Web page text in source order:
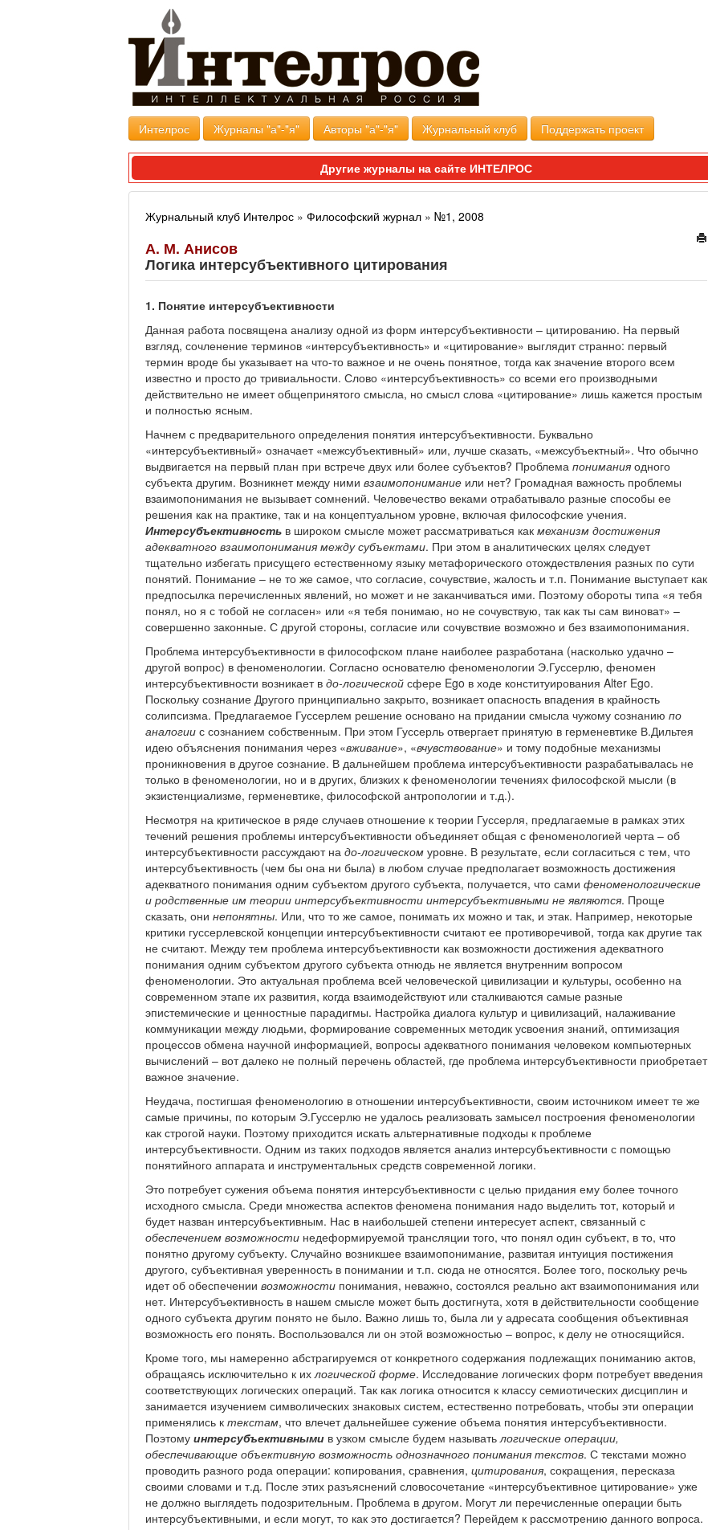
Интелрос Журналы "а"-"я" Авторы "а"-"я" Журнальный клуб Поддержать проект
Другие журналы на сайте ИНТЕЛРОС
Журнальный клуб Интелрос » Философский журнал » №1, 2008
А. М. Анисов
Логика интерсубъективного цитирования
1. Понятие интерсубъективности
Данная работа посвящена анализу одной из форм интерсубъективности – цитированию. На первый
взгляд, сочленение терминов «интерсубъективность» и «цитирование» выглядит странно: первый
термин вроде бы указывает на что-то важное и не очень понятное, тогда как значение второго всем
известно и просто до тривиальности. Слово «интерсубъективность» со всеми его производными
действительно не имеет общепринятого смысла, но смысл слова «цитирование» лишь кажется простым
и полностью ясным.
Начнем с предварительного определения понятия интерсубъективности. Буквально
«интерсубъективный» означает «межсубъективный» или, лучше сказать, «межсубъектный». Что обычно
выдвигается на первый план при встрече двух или более субъектов? Проблема понимания одного
субъекта другим. Возникнет между ними взаимопонимание или нет? Громадная важность проблемы
взаимопонимания не вызывает сомнений. Человечество веками отрабатывало разные способы ее
решения как на практике, так и на концептуальном уровне, включая философские учения.
Интерсубъективность в широком смысле может рассматриваться как механизм достижения
адекватного взаимопонимания между субъектами. При этом в аналитических целях следует
тщательно избегать присущего естественному языку метафорического отождествления разных по сути
понятий. Понимание – не то же самое, что согласие, сочувствие, жалость и т.п. Понимание выступает как
предпосылка перечисленных явлений, но может и не заканчиваться ими. Поэтому обороты типа «я тебя
понял, но я с тобой не согласен» или «я тебя понимаю, но не сочувствую, так как ты сам виноват» –
совершенно законные. С другой стороны, согласие или сочувствие возможно и без взаимопонимания.
Проблема интерсубъективности в философском плане наиболее разработана (насколько удачно –
другой вопрос) в феноменологии. Согласно основателю феноменологии Э.Гуссерлю, феномен
интерсубъективности возникает в до-логической сфере Ego в ходе конституирования Alter Ego.
Поскольку сознание Другого принципиально закрыто, возникает опасность впадения в крайность
солипсизма. Предлагаемое Гуссерлем решение основано на придании смысла чужому сознанию по
аналогии с сознанием собственным. При этом Гуссерль отвергает принятую в герменевтике В.Дильтея
идею объяснения понимания через «вживание», «вчувствование» и тому подобные механизмы
проникновения в другое сознание. В дальнейшем проблема интерсубъективности разрабатывалась не
только в феноменологии, но и в других, близких к феноменологии течениях философской мысли (в
экзистенциализме, герменевтике, философской антропологии и т.д.).
Несмотря на критическое в ряде случаев отношение к теории Гуссерля, предлагаемые в рамках этих
течений решения проблемы интерсубъективности объединяет общая с феноменологией черта – об
интерсубъективности рассуждают на до-логическом уровне. В результате, если согласиться с тем, что
интерсубъективность (чем бы она ни была) в любом случае предполагает возможность достижения
адекватного понимания одним субъектом другого субъекта, получается, что сами феноменологические
и родственные им теории интерсубъективности интерсубъективными не являются. Проще
сказать, они непонятны. Или, что то же самое, понимать их можно и так, и этак. Например, некоторые
критики гуссерлевской концепции интерсубъективности считают ее противоречивой, тогда как другие так
не считают. Между тем проблема интерсубъективности как возможности достижения адекватного
понимания одним субъектом другого субъекта отнюдь не является внутренним вопросом
феноменологии. Это актуальная проблема всей человеческой цивилизации и культуры, особенно на
современном этапе их развития, когда взаимодействуют или сталкиваются самые разные
эпистемические и ценностные парадигмы. Настройка диалога культур и цивилизаций, налаживание
коммуникации между людьми, формирование современных методик усвоения знаний, оптимизация
процессов обмена научной информацией, вопросы адекватного понимания человеком компьютерных
вычислений – вот далеко не полный перечень областей, где проблема интерсубъективности приобретает
важное значение.
Неудача, постигшая феноменологию в отношении интерсубъективности, своим источником имеет те же
самые причины, по которым Э.Гуссерлю не удалось реализовать замысел построения феноменологии
как строгой науки. Поэтому приходится искать альтернативные подходы к проблеме
интерсубъективности. Одним из таких подходов является анализ интерсубъективности с помощью
понятийного аппарата и инструментальных средств современной логики.
Это потребует сужения объема понятия интерсубъективности с целью придания ему более точного
исходного смысла. Среди множества аспектов феномена понимания надо выделить тот, который и
будет назван интерсубъективным. Нас в наибольшей степени интересует аспект, связанный с
обеспечением возможности недеформируемой трансляции того, что понял один субъект, в то, что
понятно другому субъекту. Случайно возникшее взаимопонимание, развитая интуиция постижения
другого, субъективная уверенность в понимании и т.п. сюда не относятся. Более того, поскольку речь
идет об обеспечении возможности понимания, неважно, состоялся реально акт взаимопонимания или
нет. Интерсубъективность в нашем смысле может быть достигнута, хотя в действительности сообщение
одного субъекта другим понято не было. Важно лишь то, была ли у адресата сообщения объективная
возможность его понять. Воспользовался ли он этой возможностью – вопрос, к делу не относящийся.
Кроме того, мы намеренно абстрагируемся от конкретного содержания подлежащих пониманию актов,
обращаясь исключительно к ихлогической форме. Исследование логических форм потребует введения
соответствующих логических операций. Так как логика относится к классу семиотических дисциплин и
занимается изучением символических знаковых систем, естественно потребовать, чтобы эти операции
применялись к текстам, что влечет дальнейшее сужение объема понятия интерсубъективности.
Поэтому интерсубъективными в узком смысле будем называтьлогические операции,
обеспечивающие объективную возможность однозначного понимания текстов. С текстами можно
проводить разного рода операции: копирования, сравнения, цитирования, сокращения, пересказа
своими словами и т.д. После этих разъяснений словосочетание «интерсубъективное цитирование» уже
не должно выглядеть подозрительным. Проблема в другом. Могут ли перечисленные операции быть
интерсубъективными, и если могут, то как это достигается? Перейдем к рассмотрению данного вопроса.